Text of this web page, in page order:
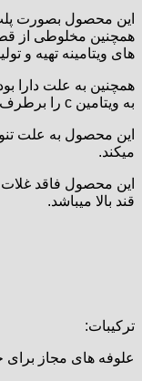
این محصول بصورت
همچنین مخلوطی از
های ویتامینه تهیه و
به ویتامین c را برطرف میکند.
این محصول به علت
میکند.
این محصول فاقد غلات
قند بالا میباشد.
ترکیبات:
علوفه های مجاز